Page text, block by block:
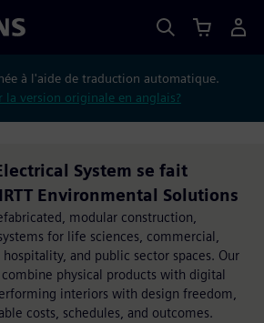
à l'aide de traduction automatique.
la version originale en anglais?
System se fait
Environmental Solutions
modular construction,
for life sciences, commercial,
and public sector spaces. Our
physical products with digital
interiors with design freedom,
costs, schedules, and outcomes.